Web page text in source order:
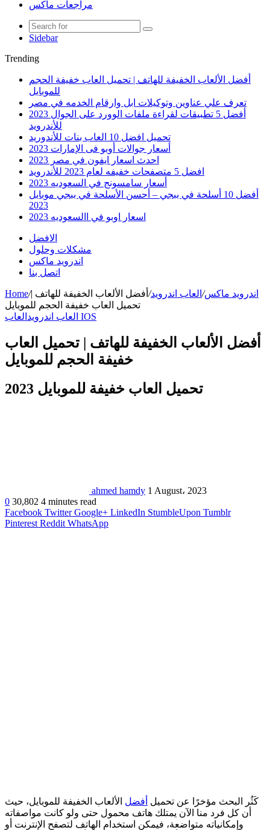
مراجعات ماكس
Sidebar
Trending
أفضل الألعاب الخفيفة للهاتف | تحميل العاب خفيفة الحجم
للموبايل
تعرف علي عناوين وتوكيلات ابل وارقام الخدمه في مصر
أفضل 5 تطبيقات لقراءة ملفات الوورد على الجوال 2023
للأندرويد
تحميل افضل 10 العاب بنات للأندوريد
أسعار جوالات أوبو فى الإمارات 2023
احدث اسعار ايفون في مصر 2023
افضل 5 متصفحات خفيفه لعام 2023 للأندرويد
أسعار سامسونج في السعوديه 2023
أفضل 10 أسلحة في ببجي – أحسن الأسلحة في ببجي موبايل
2023
اسعار اوبو في االسعوديه 2023
الافضل
مشكلات وحلول
اندرويد ماكس
اتصل بنا
Home/ اندرويد ماكس/ العاب اندرويد/ أفضل الألعاب الخفيفة للهاتف |
تحميل العاب خفيفة الحجم للموبايل
العاب اندرويد العاب IOS
أفضل الألعاب الخفيفة للهاتف | تحميل العاب
خفيفة الحجم للموبايل
تحميل العاب خفيفة للموبايل 2023
ahmed hamdy 1 August، 2023
0 30,802 4 minutes read
Facebook Twitter Google+ LinkedIn StumbleUpon Tumblr
Pinterest Reddit WhatsApp
كَثُر البحث مؤخرًا عن تحميل أفضل الألعاب الخفيفة للموبايل، حيث
أن كل فرد منا الآن يمتلك هاتف محمول حتى ولو كانت مواصفاته
وإمكانياته متواضعة، فيمكن استخدام الهاتف لتصفح الإنترنت أو